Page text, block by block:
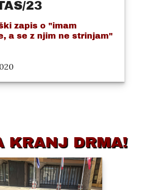
23
zapis o "imam
a se z njim ne strinjam"
KRANJ DRMA!